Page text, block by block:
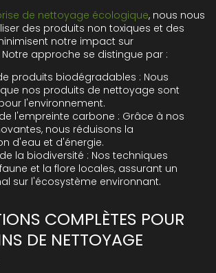
de nettoyage écologique, nous nous
des produits non toxiques et des
notre impact sur
approche se distingue par :
produits biodégradables : Nous
nos produits de nettoyage sont
l'environnement.
l'empreinte carbone : Grâce à nos
nous réduisons la
d'eau et d'énergie.
la biodiversité : Nos techniques
et la flore locales, assurant un
sur l'écosystème environnant.
COMPLÈTES POUR
DE NETTOYAGE